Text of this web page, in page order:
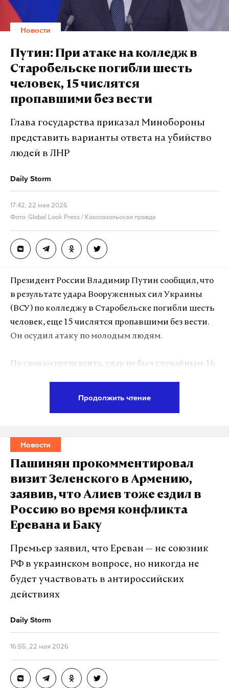
Новости
Путин: При атаке на колледж в
Старобельске погибли шесть
человек, 15 числятся
пропавшими без вести
Глава государства приказал Минобороны
представить варианты ответа на убийство
людей в ЛНР
Daily Storm
17:42, 22 мая 2026
Фото: Global Look Press / Комсомольская правда
Президент России Владимир Путин сообщил, что
в результате удара Вооруженных сил Украины
(ВСУ) по колледжу в Старобельске погибли шесть
человек, еще 15 числятся пропавшими без вести.
Он осудил атаку по молодым людям.
По словам президента, удар не был случайным: 16
спецслужб либо «родственных им служб» рядом с
колледжем нет.
Президент призвал военнослужащих ВСУ не
выполнять преступные приказы киевского
режима. Он также поручил Министерству
обороны представить свои предложения по
вариантам ответа на убийство шести человек в
заявлениями в такой ситуации невозможно.
Глава ЛНР Леонид Пасечник ранее сообщил, что в
учебный корпус и общежитие филиала
детей в возрасте от 14 до 18 лет, ранения получили
35 человек.
Продолжить чтение
Новости
Пашинян прокомментировал
визит Зеленского в Армению,
заявив, что Алиев тоже ездил в
Россию во время конфликта
Еревана и Баку
Премьер заявил, что Ереван — не союзник
РФ в украинском вопросе, но никогда не
будет участвовать в антироссийских
действиях
Daily Storm
16:55, 22 мая 2026